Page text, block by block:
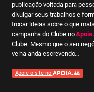
publicação voltada para
divulgar seus trabalhos e
trocar ideias sobre o que
campanha do Clube no
Clube. Mesmo que o seu
velha anda escrevendo…
Apoie o site no